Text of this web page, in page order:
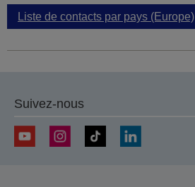
Liste de contacts par pays (Europe)
Suivez-nous